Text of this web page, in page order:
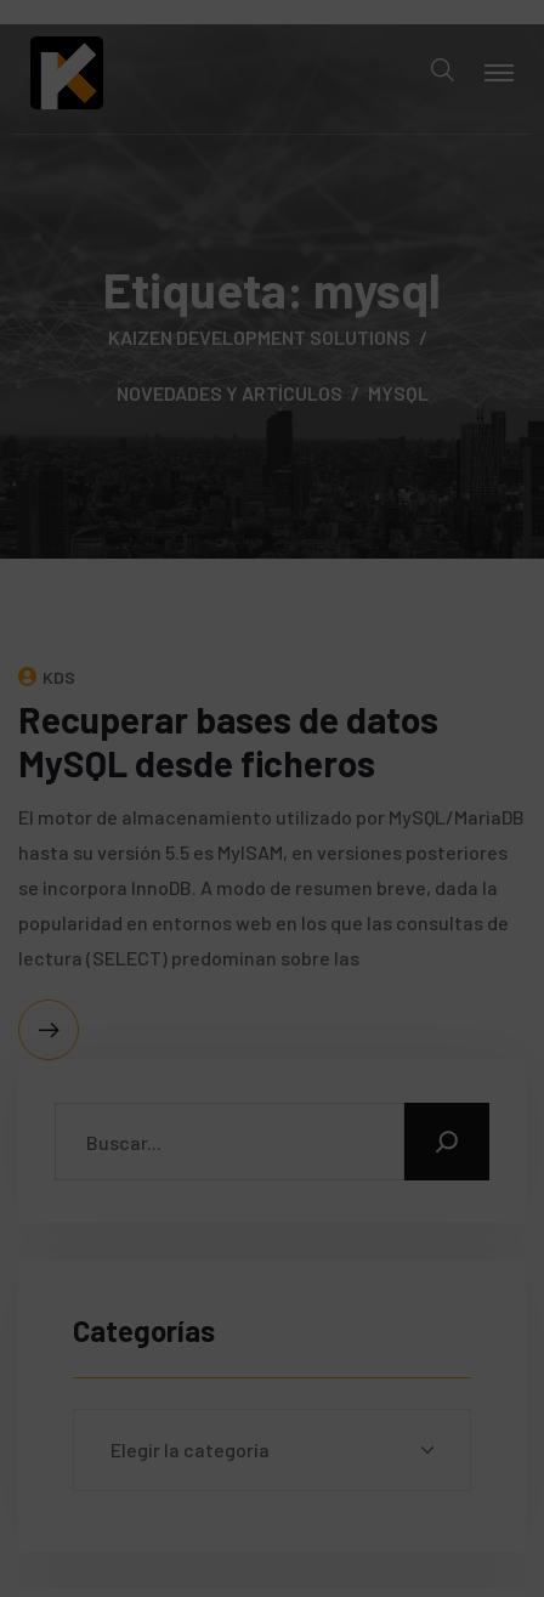
Etiqueta: mysql
KAIZEN DEVELOPMENT SOLUTIONS
NOVEDADES Y ARTÍCULOS MYSQL
KDS
Recuperar bases de datos
MySQL desde ficheros
El motor de almacenamiento utilizado por MySQL/MariaDB
hasta su versión 5.5 es MyISAM, en versiones posteriores
se incorpora InnoDB. A modo de resumen breve, dada la
popularidad en entornos web en los que las consultas de
lectura (SELECT) predominan sobre las
Categorías